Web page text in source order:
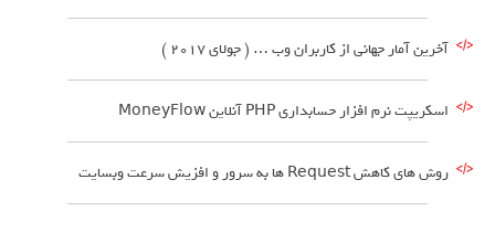
آخرین آمار جهانی از کاربران وب … ( جولای 2017 )
اسکریپت نرم افزار حسابداری PHP آنلاین MoneyFlow
روش های کاهش Request ها به سرور و افزیش سرعت وبسایت